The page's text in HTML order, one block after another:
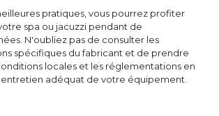
pratiques, vous pourrez profiter
spa ou jacuzzi pendant de
N'oubliez pas de consulter les
spécifiques du fabricant et de prendre
locales et les réglementations en
adéquat de votre équipement.